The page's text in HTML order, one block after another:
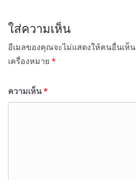
ใส่ความเห็น
อีเมลของคุณจะไม่แสดงให้คนอื่นเห็น
เครื่องหมาย *
ความเห็น*